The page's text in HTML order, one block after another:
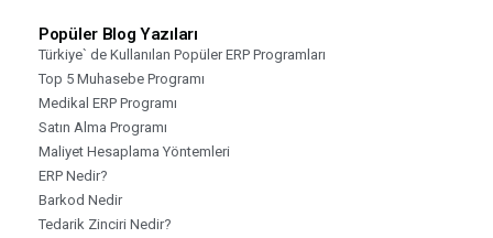
Popüler Blog Yazıları
Türkiye` de Kullanılan Popüler ERP Programları
Top 5 Muhasebe Programı
Medikal ERP Programı
Satın Alma Programı
Maliyet Hesaplama Yöntemleri
ERP Nedir?
Barkod Nedir
Tedarik Zinciri Nedir?